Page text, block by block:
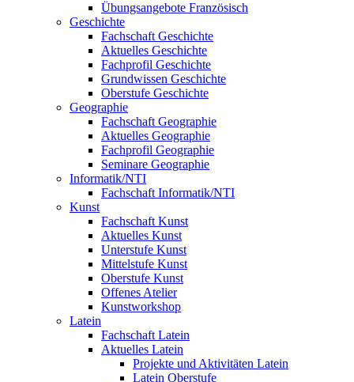
Übungsangebote Französisch
Geschichte
Fachschaft Geschichte
Aktuelles Geschichte
Fachprofil Geschichte
Grundwissen Geschichte
Oberstufe Geschichte
Geographie
Fachschaft Geographie
Aktuelles Geographie
Fachprofil Geographie
Seminare Geographie
Informatik/NTI
Fachschaft Informatik/NTI
Kunst
Fachschaft Kunst
Aktuelles Kunst
Unterstufe Kunst
Mittelstufe Kunst
Oberstufe Kunst
Offenes Atelier
Kunstworkshop
Latein
Fachschaft Latein
Aktuelles Latein
Projekte und Aktivitäten Latein
Latein Oberstufe